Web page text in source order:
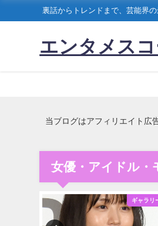
裏話からトレンドまで、芸能界の
エンタメス
当ブログはアフィリエイト広
女優・アイドル・
ギャラリ